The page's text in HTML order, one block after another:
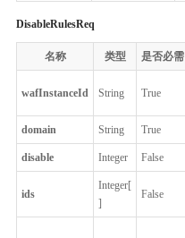
DisableRulesReq
名称 类型 是否必需
wafInstanceId String True
domain String True
disable Integer False
ids
Integer[
]
False